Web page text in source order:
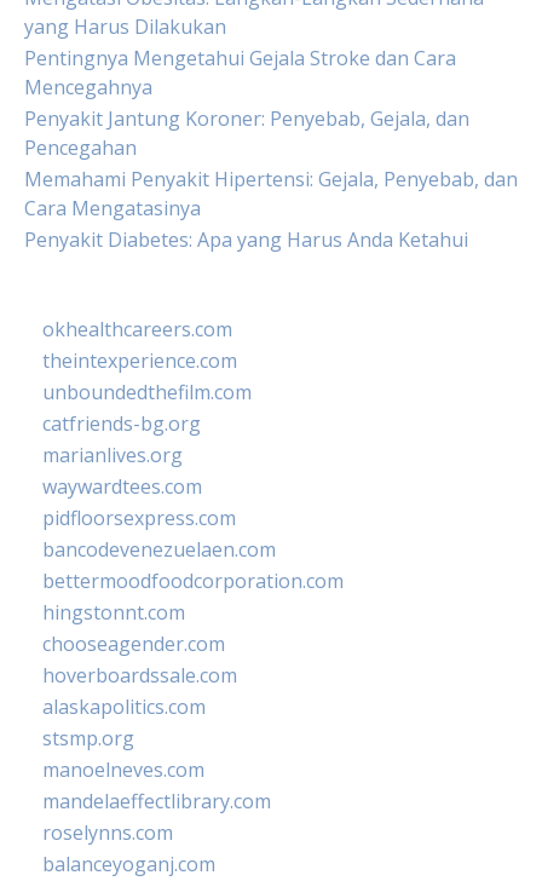
yang Harus Dilakukan
Pentingnya Mengetahui Gejala Stroke dan Cara
Mencegahnya
Penyakit Jantung Koroner: Penyebab, Gejala, dan
Pencegahan
Memahami Penyakit Hipertensi: Gejala, Penyebab, dan
Cara Mengatasinya
Penyakit Diabetes: Apa yang Harus Anda Ketahui
okhealthcareers.com
theintexperience.com
unboundedthefilm.com
catfriends-bg.org
marianlives.org
waywardtees.com
pidfloorsexpress.com
bancodevenezuelaen.com
bettermoodfoodcorporation.com
hingstonnt.com
chooseagender.com
hoverboardssale.com
alaskapolitics.com
stsmp.org
manoelneves.com
mandelaeffectlibrary.com
roselynns.com
balanceyoganj.com